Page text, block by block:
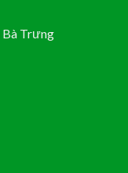
Bà Trưng